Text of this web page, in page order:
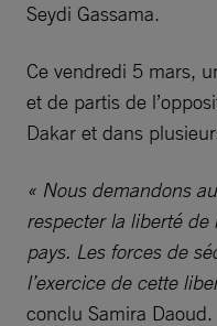
Seydi Gassama.
Ce vendredi 5 mars,
et de partis de
Dakar et dans
« Nous demandons
respecter la liberté
pays. Les forces de
l’exercice de cette
conclu Samira Daoud.